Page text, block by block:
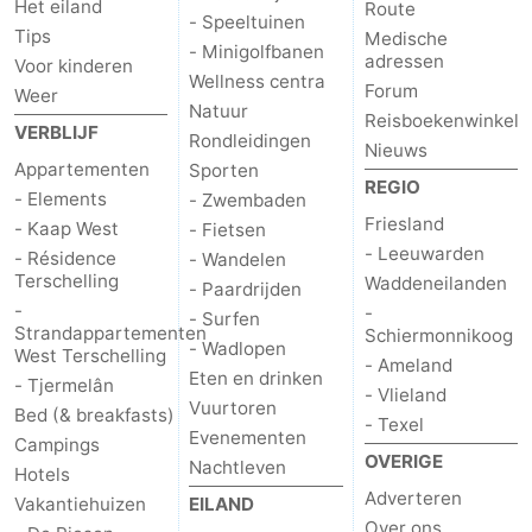
Uitkijkpunten
Attracties
-
Rondvaarten
-
Boerderijen
-
Speeltuinen
centra
Natuur
Rondleidingen
Sporten
-
Het eiland
Tips
Voor kinderen
Weer
VERBLIJF
Appartementen
- Elements
- Kaap West
- Résidence
Terschelling
-
Strandappartementen
West Terschelling
- Tjermelân
Bed (& breakfasts)
Campings
Hotels
Vakantiehuizen
- Speeltuinen
- Minigolfbanen
Wellness centra
Natuur
Rondleidingen
Sporten
- Zwembaden
- Fietsen
- Wandelen
- Paardrijden
- Surfen
- Wadlopen
Eten en drinken
Vuurtoren
Evenementen
Nachtleven
EILAND
Route
Medische
adressen
Forum
Reisboekenwinkel
Nieuws
REGIO
Friesland
- Leeuwarden
Waddeneilanden
-
Schiermonnikoog
- Ameland
- Vlieland
- Texel
OVERIGE
Adverteren